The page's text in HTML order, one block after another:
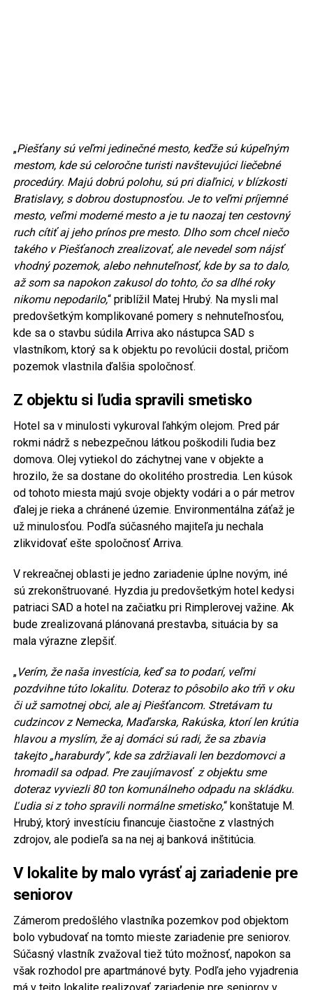
„Piešťany sú veľmi jedinečné mesto, keďže sú kúpeľným
mestom, kde sú celoročne turisti navštevujúci liečebné
procedúry. Majú dobrú polohu, sú pri diaľnici, v blízkosti
Bratislavy, s dobrou dostupnosťou. Je to veľmi príjemné
mesto, veľmi moderné mesto a je tu naozaj ten cestovný
ruch cítiť aj jeho prínos pre mesto. Dlho som chcel niečo
takého v Piešťanoch zrealizovať, ale nevedel som nájsť
vhodný pozemok, alebo nehnuteľnosť, kde by sa to dalo,
až som sa napokon zakusol do tohto, čo sa dlhé roky
nikomu nepodarilo,“ priblížil Matej Hrubý. Na mysli mal
predovšetkým komplikované pomery s nehnuteľnosťou,
kde sa o stavbu súdila Arriva ako nástupca SAD s
vlastníkom, ktorý sa k objektu po revolúcii dostal, pričom
pozemok vlastnila ďalšia spoločnosť.
Z objektu si ľudia spravili smetisko
Hotel sa v minulosti vykuroval ľahkým olejom. Pred pár
rokmi nádrž s nebezpečnou látkou poškodili ľudia bez
domova. Olej vytiekol do záchytnej vane v objekte a
hrozilo, že sa dostane do okolitého prostredia. Len kúsok
od tohoto miesta majú svoje objekty vodári a o pár metrov
ďalej je rieka a chránené územie. Environmentálna záťaž je
už minulosťou. Podľa súčasného majiteľa ju nechala
zlikvidovať ešte spoločnosť Arriva.
V rekreačnej oblasti je jedno zariadenie úplne novým, iné
sú zrekonštruované. Hyzdia ju predovšetkým hotel kedysi
patriaci SAD a hotel na začiatku pri Rimplerovej važine. Ak
bude zrealizovaná plánovaná prestavba, situácia by sa
mala výrazne zlepšiť.
„Verím, že naša investícia, keď sa to podarí, veľmi
pozdvihne túto lokalitu. Doteraz to pôsobilo ako tŕň v oku
či už samotnej obci, ale aj Piešťancom. Stretávam tu
cudzincov z Nemecka, Maďarska, Rakúska, ktorí len krútia
hlavou a myslím, že aj domáci sú radi, že sa zbavia
takejto „haraburdy“, kde sa zdržiavali len bezdomovci a
hromadil sa odpad. Pre zaujímavosť z objektu sme
doteraz vyviezli 80 ton komunálneho odpadu na skládku.
Ľudia si z toho spravili normálne smetisko,“ konštatuje M.
Hrubý, ktorý investíciu financuje čiastočne z vlastných
zdrojov, ale podieľa sa na nej aj banková inštitúcia.
V lokalite by malo vyrásť aj zariadenie pre
seniorov
Zámerom predošlého vlastníka pozemkov pod objektom
bolo vybudovať na tomto mieste zariadenie pre seniorov.
Súčasný vlastník zvažoval tiež túto možnosť, napokon sa
však rozhodol pre apartmánové byty. Podľa jeho vyjadrenia